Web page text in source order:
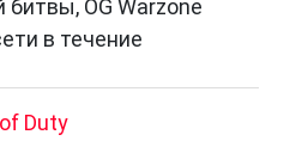
OG Warzone
в течение
Duty